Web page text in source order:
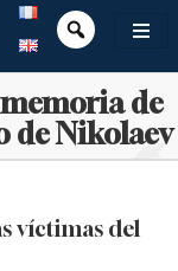
de
de Nikolaev
víctimas del